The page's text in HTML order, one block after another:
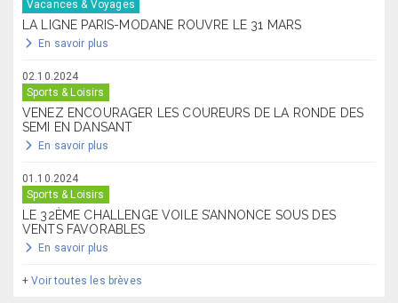
Vacances & Voyages
LA LIGNE PARIS-MODANE ROUVRE LE 31 MARS
En savoir plus
02.10.2024
Sports & Loisirs
VENEZ ENCOURAGER LES COUREURS DE LA RONDE DES
SEMI EN DANSANT
En savoir plus
01.10.2024
Sports & Loisirs
LE 32ÈME CHALLENGE VOILE S’ANNONCE SOUS DES
VENTS FAVORABLES
En savoir plus
+Voir toutes les brèves